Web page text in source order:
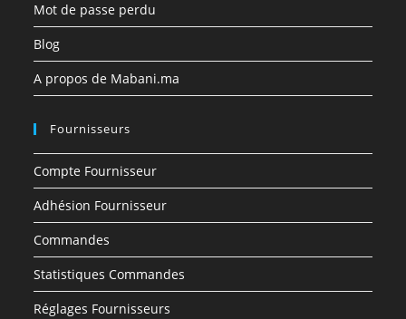
Mot de passe perdu
Blog
A propos de Mabani.ma
Fournisseurs
Compte Fournisseur
Adhésion Fournisseur
Commandes
Statistiques Commandes
Réglages Fournisseurs